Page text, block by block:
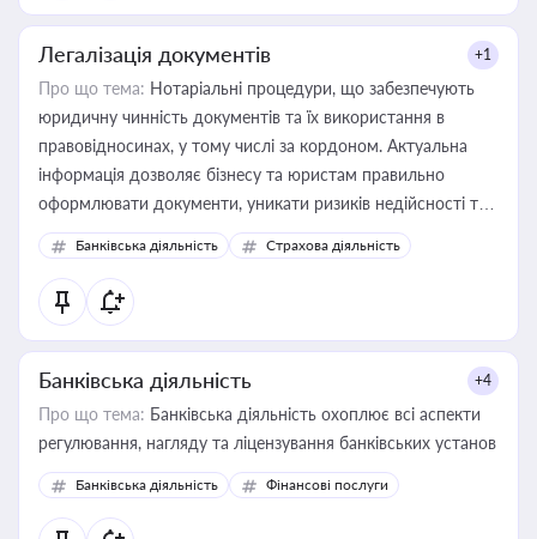
Легалізація документів +1
Про що тема: Нотаріальні процедури, що забезпечують
юридичну чинність документів та їх використання в
правовідносинах, у тому числі за кордоном. Актуальна
інформація дозволяє бізнесу та юристам правильно
оформлювати документи, уникати ризиків недійсності та
забезпечувати їх належне прийняття органами влади та
контрагентами
Банківська діяльність Страхова діяльність
Банківська діяльність +4
Про що тема: Банківська діяльність охоплює всі аспекти
регулювання, нагляду та ліцензування банківських установ
Банківська діяльність Фінансові послуги